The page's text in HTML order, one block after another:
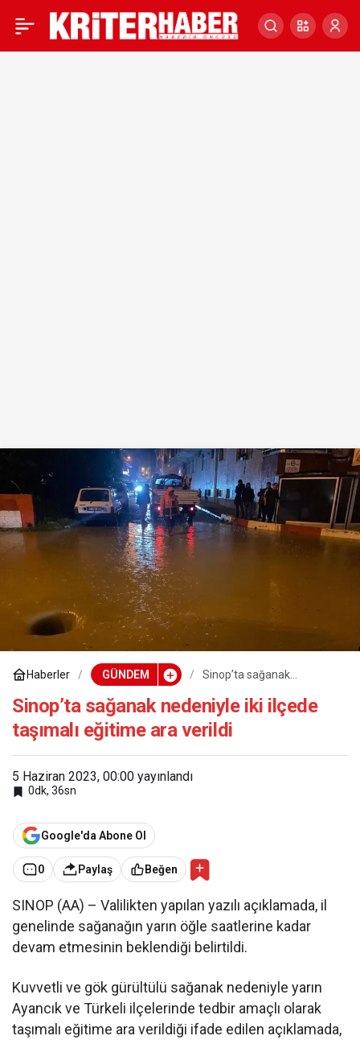
Haberler GÜNDEM
Sinop’ta sağanak
eğitime ara verildi
Sinop’ta sağanak nedeniyle iki ilçede
taşımalı eğitime ara verildi
5 Haziran 2023, 00:00 yayınlandı
0dk, 36sn
Google'da Abone Ol
0 Paylaş Beğen
SINOP (AA) – Valilikten yapılan yazılı açıklamada, il
genelinde sağanağın yarın öğle saatlerine kadar
devam etmesinin beklendiği belirtildi.
Kuvvetli ve gök gürültülü sağanak nedeniyle yarın
Ayancık ve Türkeli ilçelerinde tedbir amaçlı olarak
taşımalı eğitime ara verildiği ifade edilen açıklamada,
Sinop’ta sağanak 0